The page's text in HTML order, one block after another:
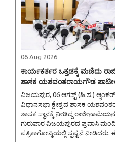
06 Aug 2026
ಕಾರ್ಯಕರ್ತರ ಒತ್ತಡಕ್ಕೆ ಮಣಿದು
ಶಾಸಕ ಯಶವಂತರಾಯಗೌಡ
ವಿಜಯಪುರ, 06 ಆಗಸ್ಟ್ (ಹಿ.ಸ.) ಆ್ಯಂಕರ್ : ವಿಜಯಪುರ ಜಿಲ್ಲೆಯ ಇಂಡಿ
ವಿಧಾನಸಭಾ ಕ್ಷೇತ್ರದ ಶಾಸಕ
ಶಾಸಕ ಸ್ಥಾನಕ್ಕೆ ನೀಡಿದ್ದ
ಗುರುವಾರ ವಿಜಯಪುರದ ಪ್ರವಾಸಿ